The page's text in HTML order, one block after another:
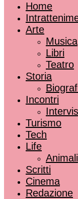
Home
Arte
Musica
Libri
Teatro
Storia
Incontri
Turismo
Tech
Life
Animali
Scritti
Cinema
Redazione